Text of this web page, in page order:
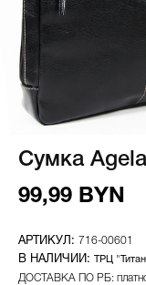
Сумка
99,99 BYN
716-00601
ТРЦ
ДОСТАВКА ПО РБ: